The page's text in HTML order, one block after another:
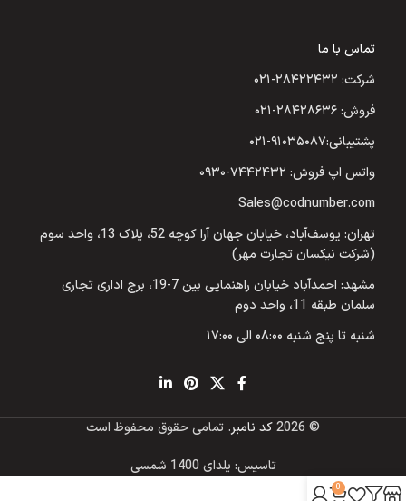
تماس با ما
شرکت: ۲۸۴۲۲۴۳۲-۰۲۱
فروش: ۲۸۴۲۸۶۳۶-۰۲۱
پشتیبانی:۹۱۰۳۵۰۸۷-۰۲۱
واتس اپ فروش: ۷۴۴۲۴۳۲-۰۹۳۰
Sales@codnumber.com
تهران: یوسف‌آباد، خیابان جهان آرا کوچه 52، پلاک 13، واحد سوم
(شرکت نیکسان تجارت مهر)
مشهد: احمدآباد خیابان راهنمایی بین 7-19، برج اداری تجاری
سلمان طبقه 11، واحد دوم
شنبه تا پنج شنبه ۰۸:۰۰ الی ۱۷:۰۰
© 2026 کد نامبر. تمامی حقوق محفوظ است
تاسیس: یلدای 1400 شمسی
0